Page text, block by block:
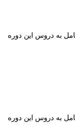
به دروس این دوره
به دروس این دوره